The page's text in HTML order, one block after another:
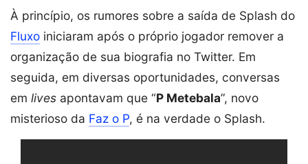
À princípio, os rumores sobre a saída de Splash do
Fluxo iniciaram após o próprio jogador remover a
organização de sua biografia no Twitter. Em
seguida, em diversas oportunidades, conversas
em lives apontavam que “P Metebala”, novo
misterioso da Faz o P, é na verdade o Splash.